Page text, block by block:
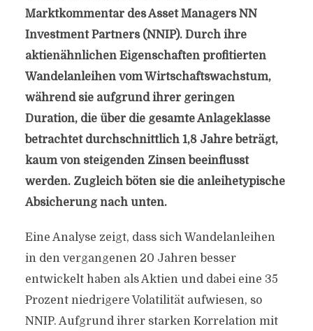
Marktkommentar des Asset Managers NN
Investment Partners (NNIP). Durch ihre
aktienähnlichen Eigenschaften profitierten
Wandelanleihen vom Wirtschaftswachstum,
während sie aufgrund ihrer geringen
Duration, die über die gesamte Anlageklasse
betrachtet durchschnittlich 1,8 Jahre beträgt,
kaum von steigenden Zinsen beeinflusst
werden. Zugleich böten sie die anleihetypische
Absicherung nach unten.
Eine Analyse zeigt, dass sich Wandelanleihen
in den vergangenen 20 Jahren besser
entwickelt haben als Aktien und dabei eine 35
Prozent niedrigere Volatilität aufwiesen, so
NNIP. Aufgrund ihrer starken Korrelation mit